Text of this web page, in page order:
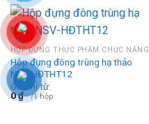
HỘP ĐỰNG THỰC PHẨM CHỨC NĂNG
Hộp đựng đông trùng hạ thảo
NSV-HĐTHT12
Giá chỉ từ:
0₫ /1 hộp